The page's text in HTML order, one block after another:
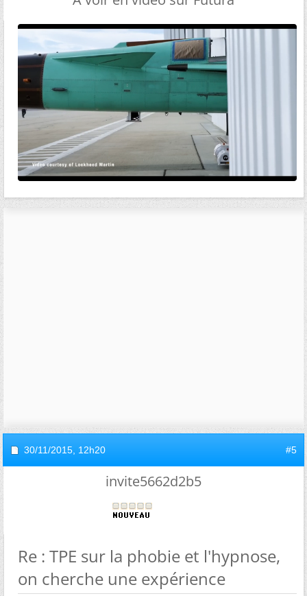
30/11/2015, 12h20 #5
invite5662d2b5
Re : TPE sur la phobie et l'hypnose,
on cherche une expérience